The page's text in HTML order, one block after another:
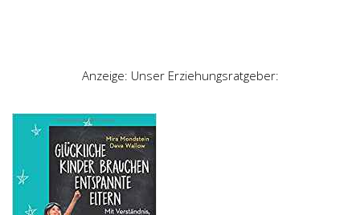
Anzeige: Unser Erziehungsratgeber: